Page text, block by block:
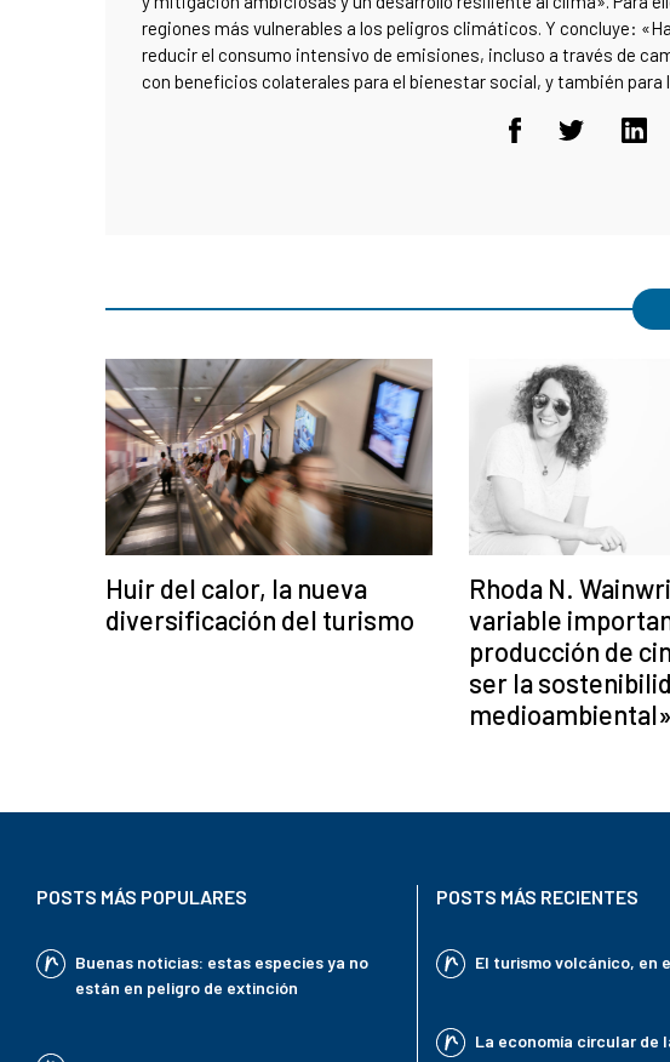
regiones más vulnerables a los peligros climáticos. Y concluye:
reducir el consumo intensivo de emisiones, incluso a través de
con beneficios colaterales para el bienestar social, y también para
Huir del calor, la nueva
diversificación del turismo
Rhoda N.
variable
producción de
ser la
medioambiental»
POSTS MÁS POPULARES
Buenas noticias: estas especies ya no
están en peligro de extinción
POSTS MÁS RECIENTES
El turismo volcánico, en
La economía circular de